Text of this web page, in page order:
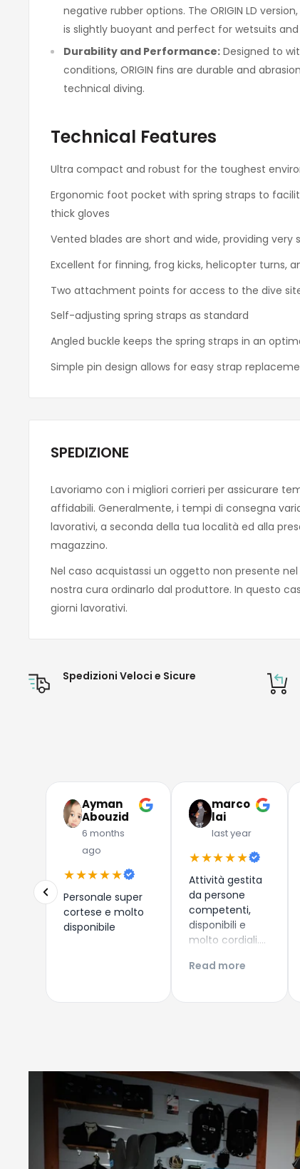
negative rubber options. The ORIGIN LD
is slightly buoyant and perfect for wetsuits
Durability and Performance: Designed to
conditions, ORIGIN fins are durable and
technical diving.
Technical Features
Ultra compact and robust for the toughest
Ergonomic foot pocket with spring straps to
thick gloves
Vented blades are short and wide, providing very
Excellent for finning, frog kicks, helicopter turns,
Two attachment points for access to the dive
Self-adjusting spring straps as standard
Angled buckle keeps the spring straps in an
Simple pin design allows for easy strap
SPEDIZIONE
Lavoriamo con i migliori corrieri per assicurare
affidabili. Generalmente, i tempi di consegna
lavorativi, a seconda della tua località ed alla
magazzino.
Nel caso acquistassi un oggetto non presente
nostra cura ordinarlo dal produttore. In questo
giorni lavorativi.
Spedizioni Veloci e Sicure
Ayman
Abouzid
6 months
ago
★★★★★
Personale super
cortese e molto
disponibile
marco
lai
last year
★★★★★
Attività gestita
da persone
competenti,
disponibili e
molto cordiali.
competitivi,
qualità e
Consigliatissimo
Read more